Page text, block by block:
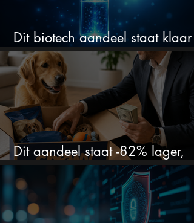
Dit biotech aandeel staat klaar
voor een flinke rally
Dit aandeel staat -82% lager,
terwijl het bedrijf gewoon groeit